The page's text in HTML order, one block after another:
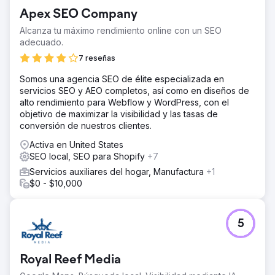
el sector de "escuelas preescolares al aire libre" en
Raliegh. Aún queda trabajo por hacer, pero estaba
contenta de haber generado algunos clientes
potenciales gracias a mi trabajo. Seguiremos trabajando
para este cliente según lo permita su presupuesto.
Ir a la página de la agencia
Apex SEO Company
Alcanza tu máximo rendimiento online con un SEO
adecuado.
7 reseñas
Somos una agencia SEO de élite especializada en
servicios SEO y AEO completos, así como en diseños de
alto rendimiento para Webflow y WordPress, con el
objetivo de maximizar la visibilidad y las tasas de
conversión de nuestros clientes.
Activa en United States
SEO local, SEO para Shopify +7
Servicios auxiliares del hogar, Manufactura +1
$0 - $10,000
Royal Reef Media
5